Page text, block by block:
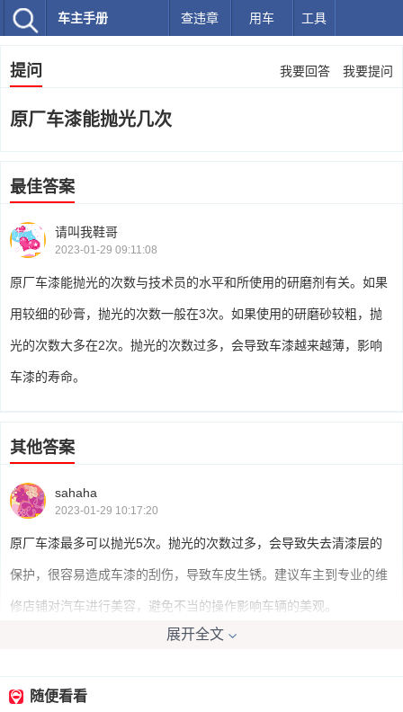
车主手册 查违章 用车 工具
提问 我要回答 我要提问
原厂车漆能抛光几次
最佳答案
请叫我鞋哥
2023-01-29 09:11:08
原厂车漆能抛光的次数与技术员的水平和所使用的研磨剂有关。如果
用较细的砂膏，抛光的次数一般在3次。如果使用的研磨砂较粗，抛
光的次数大多在2次。抛光的次数过多，会导致车漆越来越薄，影响
车漆的寿命。
其他答案
sahaha
2023-01-29 10:17:20
原厂车漆最多可以抛光5次。抛光的次数过多，会导致失去清漆层的
保护，很容易造成车漆的刮伤，导致车皮生锈。建议车主到专业的维
修店铺对汽车进行美容，避免不当的操作影响车辆的美观。
2023-01-29 10:23:52
展开全文
随便看看